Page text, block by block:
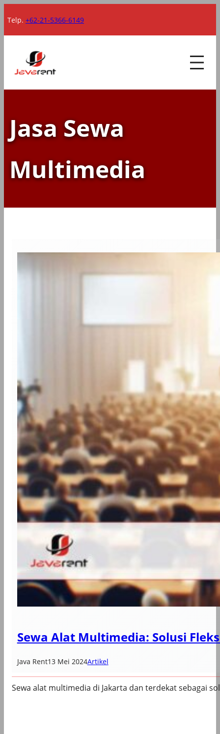
ke
konten
Telp.+62-21-5366-6149
Jasa Sewa
Multimedia
Sewa Alat Multimedia: Solusi
Java Rent13 Mei 2024Artikel
Sewa alat multimedia di Jakarta dan terdekat sebagai